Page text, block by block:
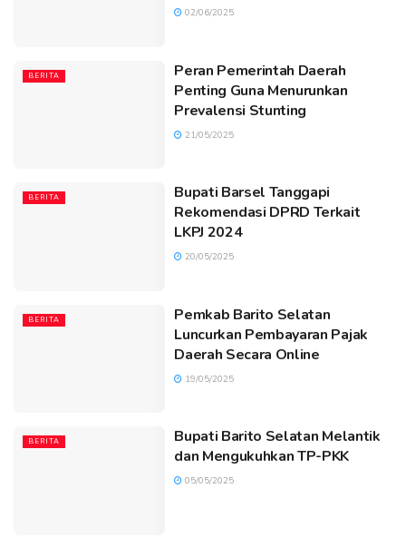
02/06/2025
BERITA
Peran Pemerintah Daerah
Penting Guna Menurunkan
Prevalensi Stunting
21/05/2025
BERITA
Bupati Barsel Tanggapi
Rekomendasi DPRD Terkait
LKPJ 2024
20/05/2025
BERITA
Pemkab Barito Selatan
Luncurkan Pembayaran Pajak
Daerah Secara Online
19/05/2025
BERITA
Bupati Barito Selatan Melantik
dan Mengukuhkan TP-PKK
05/05/2025